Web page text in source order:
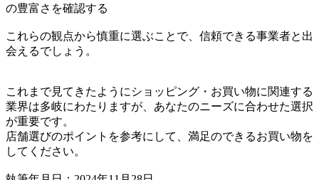
の豊富さを確認する
これらの観点から慎重に選ぶことで、信頼できる事業者と出
会えるでしょう。
これまで見てきたようにショッピング・お買い物に関連する
業界は多岐にわたりますが、あなたのニーズに合わせた選択
が重要です。
店舗選びのポイントを参考にして、満足のできるお買い物を
してください。